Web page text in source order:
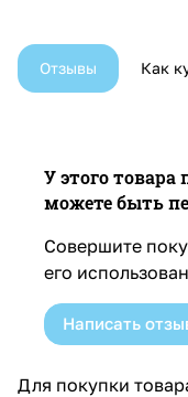
Отзывы Как
У этого товара
можете быть
Совершите
его
Написать
Для покупки